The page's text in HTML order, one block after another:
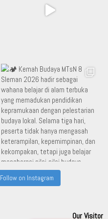
Follow on Instagram
Our Visitor